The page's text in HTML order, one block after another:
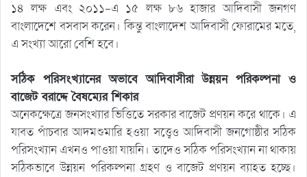
১৪ লক্ষ এবং ২০১১-এ ১৫ লক্ষ ৮৬ হাজার আদিবাসী জনগণ
বাংলাদেশে বসবাস করেন। কিন্তু বাংলাদেশ আদিবাসী ফোরামের মতে,
এ সংখ্যা আরো বেশি হবে।
সঠিক পরিসংখ্যানের অভাবে আদিবাসীরা উন্নয়ন পরিকল্পনা ও
বাজেট বরাদ্দে বৈষম্যের শিকার
অনেকক্ষেত্রে জনসংখ্যার ভিত্তিতে সরকার বাজেট প্রণয়ন করে থাকে। এ
যাবত পাঁচবার আদমশুমারি হওয়া সত্ত্বেও আদিবাসী জনগোষ্ঠীর সঠিক
পরিসংখ্যান এখনও পাওয়া যায়নি। তাদেও সঠিক পরিসংখ্যান না থাকায়
সঠিকভাবে উন্নয়ন পরিকল্পনা গ্রহণ ও বাজেট প্রণয়ন ব্যাহত হচ্ছে।